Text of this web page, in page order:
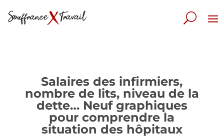
Salaires des infirmiers,
nombre de lits, niveau de la
dette… Neuf graphiques
pour comprendre la
situation des hôpitaux